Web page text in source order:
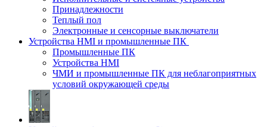
Принадлежности
Теплый пол
Электронные и сенсорные выключатели
Устройства HMI и промышленные ПК
Промышленные ПК
Устройства HMI
ЧМИ и промышленные ПК для неблагоприятных
условий окружающей среды